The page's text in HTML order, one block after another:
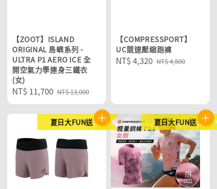
【ZOOT】ISLAND
ORIGINAL 島嶼系列 -
ULTRA P1 AERO ICE 全
開空氣力學連身三鐵衣
(女)
Sale
price
NT$ 11,700 Regular
price
NT$ 13,000
【COMPRESSPORT】
UC競速壓縮跑褲
Sale
NT$ 4,320 Regular
NT$ 4,800
夏日大FUN送 夏日大FUN送